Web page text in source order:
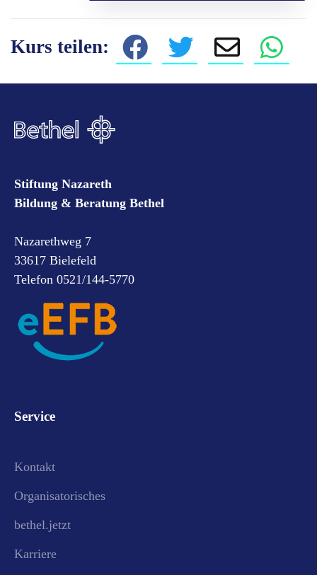
Kurs teilen:
Stiftung Nazareth
Bildung & Beratung Bethel
Nazarethweg 7
33617 Bielefeld
Telefon 0521/144-5770
Service
Kontakt
Organisatorisches
bethel.jetzt
Karriere